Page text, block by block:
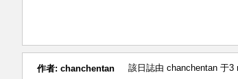
作者: chanchentan 該日誌由 chanchentan 于3